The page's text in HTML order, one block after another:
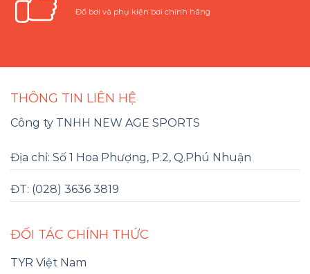
Đồ bơi và phụ kiện bơi chính hãng
THÔNG TIN LIÊN HỆ
Công ty TNHH NEW AGE SPORTS
Địa chỉ: Số 1 Hoa Phượng, P.2, Q.Phú Nhuận
ĐT: (028) 3636 3819
ĐỐI TÁC CHÍNH THỨC
TYR Việt Nam